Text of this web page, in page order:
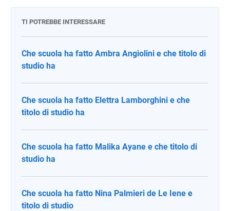
TI POTREBBE INTERESSARE
Che scuola ha fatto Ambra Angiolini e che titolo di
studio ha
Che scuola ha fatto Elettra Lamborghini e che
titolo di studio ha
Che scuola ha fatto Malika Ayane e che titolo di
studio ha
Che scuola ha fatto Nina Palmieri de Le Iene e
titolo di studio